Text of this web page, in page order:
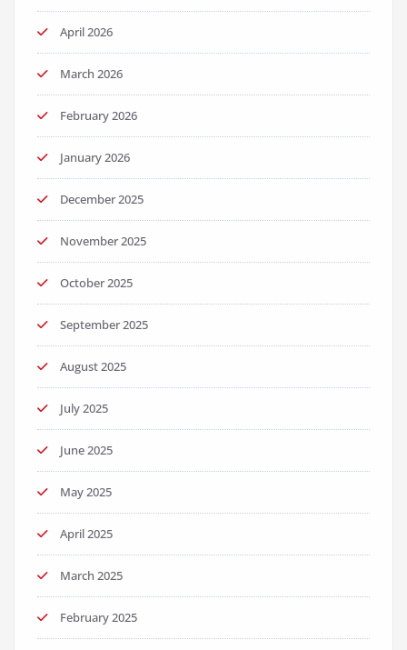
April 2026
March 2026
February 2026
January 2026
December 2025
November 2025
October 2025
September 2025
August 2025
July 2025
June 2025
May 2025
April 2025
March 2025
February 2025